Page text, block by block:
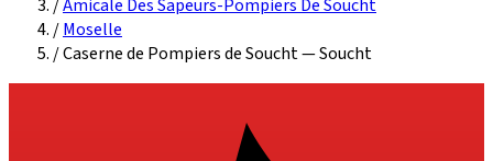
/Amicale Des Sapeurs-Pompiers De Soucht
/Moselle
/Caserne de Pompiers de Soucht — Soucht